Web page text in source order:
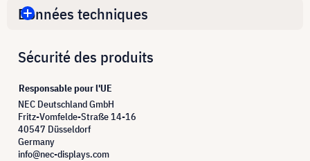
Données techniques
Sécurité des produits
Responsable pour l'UE
NEC Deutschland GmbH
Fritz-Vomfelde-Straße 14-16
40547 Düsseldorf
Germany
info@nec-displays.com